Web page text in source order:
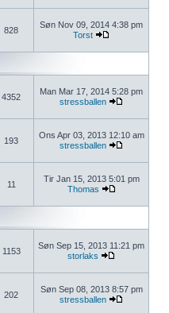
828
Søn Nov 09, 2014 4:38 pm
Torst
4352
Man Mar 17, 2014 5:28 pm
stressballen
193
Ons Apr 03, 2013 12:10 am
stressballen
11
Tir Jan 15, 2013 5:01 pm
Thomas
1153
Søn Sep 15, 2013 11:21 pm
storlaks
202
Søn Sep 08, 2013 8:57 pm
stressballen